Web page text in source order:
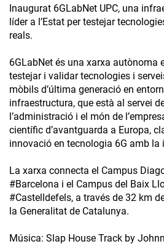
Inaugurat 6GLabNet UPC, una
líder a l’Estat per testejar
reals.
6GLabNet és una xarxa autònoma
testejar i validar tecnologies i
mòbils d’última generació en
infraestructura, que està al servei
l’administració i el món de
científic d’avantguarda a Europa,
innovació en tecnologia 6G amb la
La xarxa connecta el Campus
#Barcelona i el Campus del Baix
#Castelldefels, a través de 32 km
la Generalitat de Catalunya.
Música: Slap House Track by